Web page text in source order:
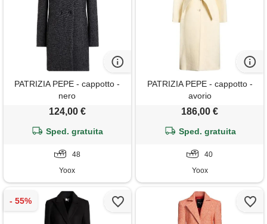
PATRIZIA PEPE - cappotto -
nero
124,00 €
Sped. gratuita
48
Yoox
PATRIZIA PEPE - cappotto -
avorio
186,00 €
Sped. gratuita
40
Yoox